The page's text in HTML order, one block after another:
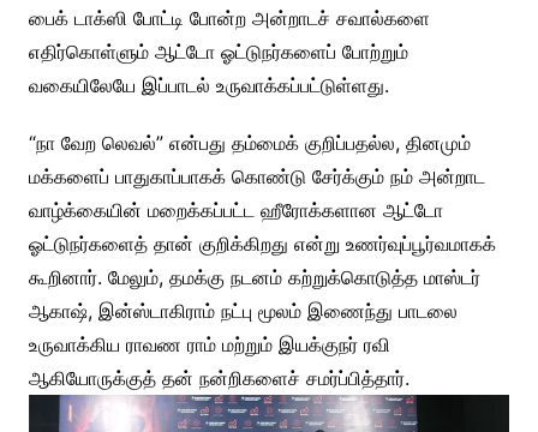
பைக் டாக்ஸி போட்டி போன்ற அன்றாடச் சவால்களை
எதிர்கொள்ளும் ஆட்டோ ஓட்டுநர்களைப் போற்றும்
வகையிலேயே இப்பாடல் உருவாக்கப்பட்டுள்ளது.
“நா வேற லெவல்” என்பது தம்மைக் குறிப்பதல்ல, தினமும்
மக்களைப் பாதுகாப்பாகக் கொண்டு சேர்க்கும் நம் அன்றாட
வாழ்க்கையின் மறைக்கப்பட்ட ஹீரோக்களான ஆட்டோ
ஓட்டுநர்களைத் தான் குறிக்கிறது என்று உணர்வுப்பூர்வமாகக்
கூறினார். மேலும், தமக்கு நடனம் கற்றுக்கொடுத்த மாஸ்டர்
ஆகாஷ், இன்ஸ்டாகிராம் நட்பு மூலம் இணைந்து பாடலை
உருவாக்கிய ராவண ராம் மற்றும் இயக்குநர் ரவி
ஆகியோருக்குத் தன் நன்றிகளைச் சமர்ப்பித்தார்.